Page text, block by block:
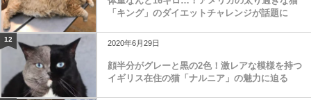
「キング」のダイエットチャレンジが話題に
12 2020年6月29日
顔半分がグレーと黒の2色！激レアな模様を持つ
イギリス在住の猫「ナルニア」の魅力に迫る